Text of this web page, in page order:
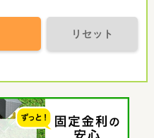
リセット